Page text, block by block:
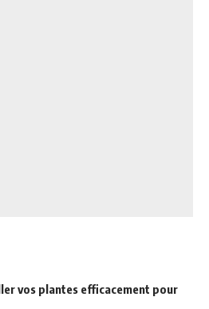
vos plantes efficacement pour